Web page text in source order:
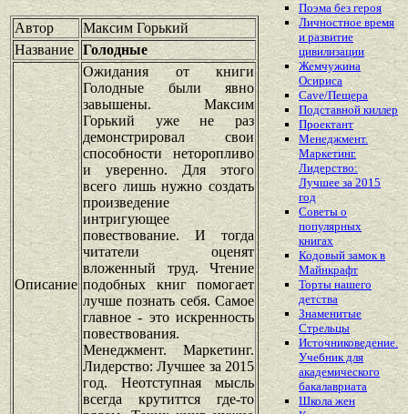
Автор
Максим Горький
Название Голодные
Описание
Ожидания от книги
Голодные были явно
завышены. Максим
Горький уже не раз
демонстрировал свои
способности неторопливо
и уверенно. Для этого
всего лишь нужно создать
произведение
интригующее
повествование. И тогда
читатели оценят
вложенный труд. Чтение
подобных книг помогает
лучше познать себя. Самое
главное - это искренность
повествования.
Менеджмент. Маркетинг.
Лидерство: Лучшее за 2015
год. Неотступная мысль
всегда крутиттся где-то
Поэма без героя
Личностное время
и развитие
цивилизации
Жемчужина
Осириса
Cave/Пещера
Подставной киллер
Проектант
Менеджмент.
Маркетинг.
Лидерство:
Лучшее за 2015
год
Советы о
популярных
книгах
Кодовый замок в
Майнкрафт
Торты нашего
детства
Знаменитые
Стрельцы
Источниковедение.
Учебник для
академического
бакалавриата
Школа жен